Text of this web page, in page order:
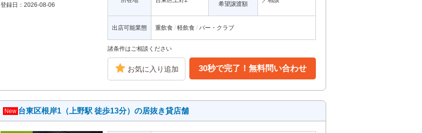
登録日：2026-08-06
希望譲渡額
出店可能業態 重飲食 軽飲食 バー・クラブ
諸条件はご相談ください
お気に入り追加 30秒で完了！無料問い合わせ
New 台東区根岸1（上野駅 徒歩13分）の居抜き貸店舗